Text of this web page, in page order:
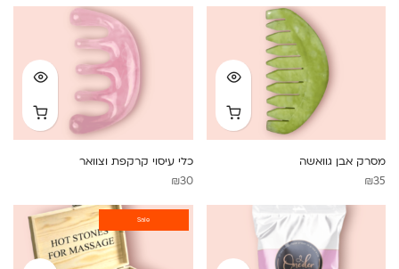
מסרק אבן גוואשה
₪35
כלי עיסוי קרקפת וצוואר
₪30
Sale